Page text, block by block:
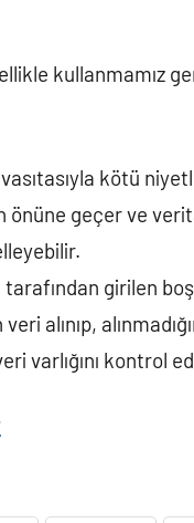
kullanmamız
kötü
önüne geçer ve
tarafından girilen
alınıp,
varlığını kontrol